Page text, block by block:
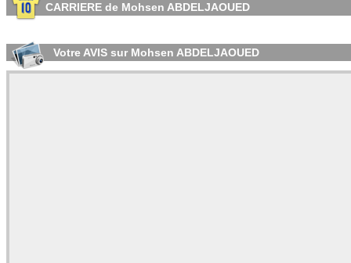
CARRIERE de Mohsen ABDELJAOUED
Votre AVIS sur Mohsen ABDELJAOUED